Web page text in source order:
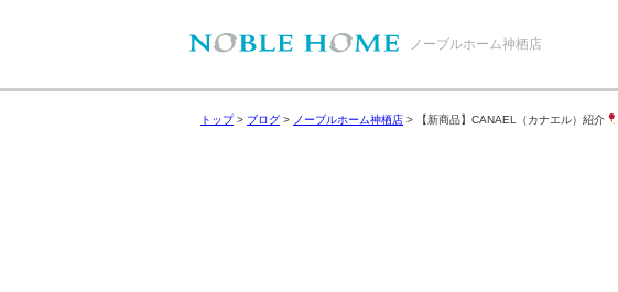
ノーブルホーム神栖店
トップ> ブログ > ノーブルホーム神栖店 > 【新商品】CANAEL（カナエル）紹介